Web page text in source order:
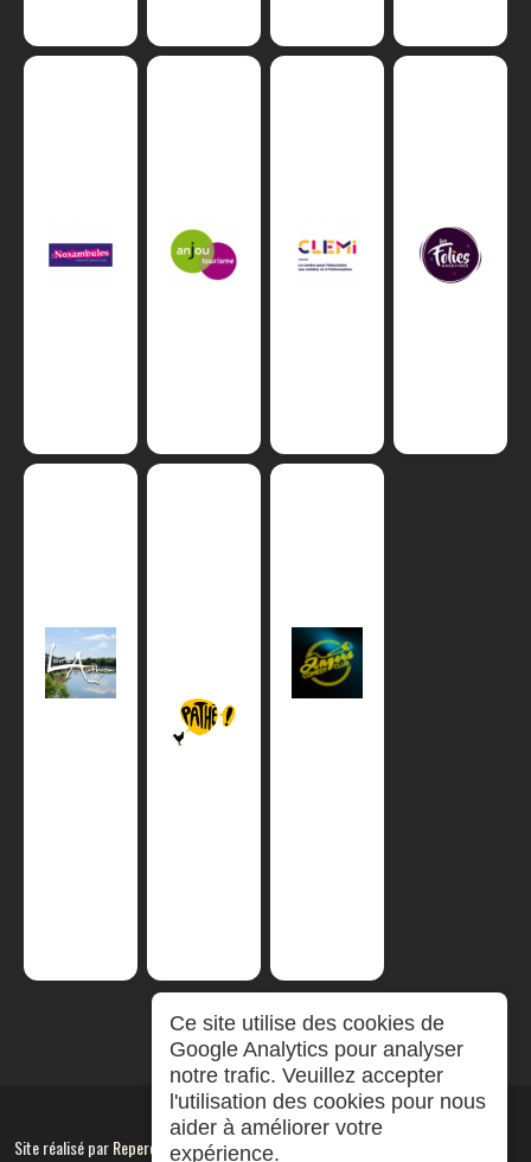
Site réalisé parRepereCom
Ce site utilise des cookies de
Google Analytics pour analyser
notre trafic. Veuillez accepter
l'utilisation des cookies pour nous
aider à améliorer votre
expérience.